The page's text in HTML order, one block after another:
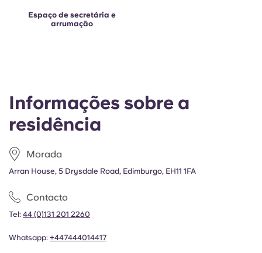
Informações sobre a
residência
Morada
Arran House, 5 Drysdale Road, Edimburgo, EH11 1FA
Contacto
Tel: 44 (0)131 201 2260
Whatsapp: +447444014417
Espaço de secretária e
arrumação